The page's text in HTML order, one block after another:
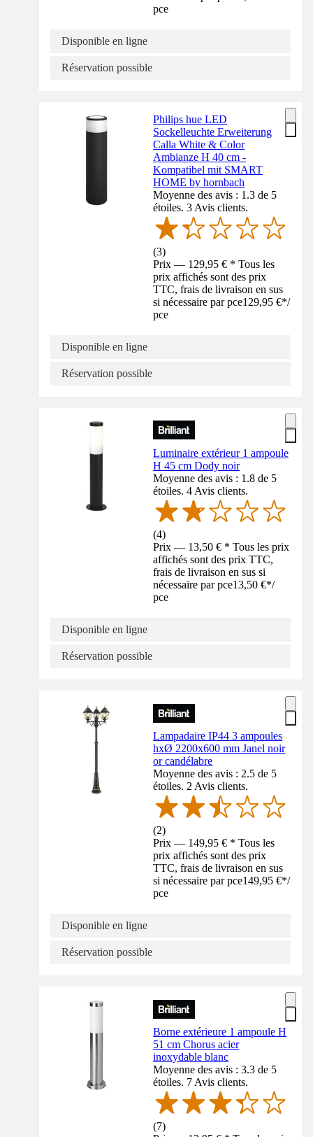
pce
Disponible en ligne
Réservation possible
Philips hue LED
Sockelleuchte Erweiterung
Calla White & Color
Ambianze H 40 cm -
Kompatibel mit SMART
HOME by hornbach
Moyenne des avis : 1.3 de 5
étoiles. 3 Avis clients.
(3)
Prix — 129,95 € * Tous les
prix affichés sont des prix
TTC, frais de livraison en sus
si nécessaire par pce129,95 €*/
pce
Disponible en ligne
Réservation possible
Luminaire extérieur 1 ampoule
H 45 cm Dody noir
Moyenne des avis : 1.8 de 5
étoiles. 4 Avis clients.
(4)
Prix — 13,50 € * Tous les prix
affichés sont des prix TTC,
frais de livraison en sus si
nécessaire par pce13,50 €*/
pce
Disponible en ligne
Réservation possible
Lampadaire IP44 3 ampoules
hxØ 2200x600 mm Janel noir
or candélabre
Moyenne des avis : 2.5 de 5
étoiles. 2 Avis clients.
(2)
Prix — 149,95 € * Tous les
prix affichés sont des prix
TTC, frais de livraison en sus
si nécessaire par pce149,95 €*/
pce
Disponible en ligne
Réservation possible
Borne extérieure 1 ampoule H
51 cm Chorus acier
inoxydable blanc
Moyenne des avis : 3.3 de 5
étoiles. 7 Avis clients.
(7)